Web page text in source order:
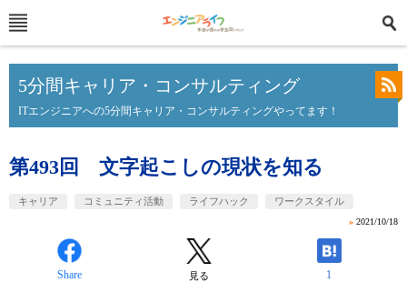
5分間キャリア・コンサルティング
ITエンジニアへの5分間キャリア・コンサルティングやってます！
第493回 文字起こしの現状を知る
キャリア コミュニティ活動 ライフハック ワークスタイル
» 2021/10/18
Share 見る 1